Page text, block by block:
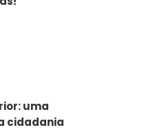
uma
cidadania